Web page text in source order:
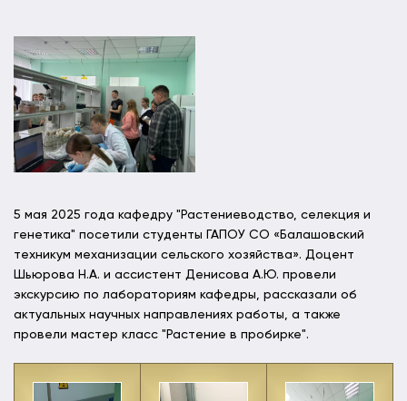
5 мая 2025 года кафедру "Растениеводство, селекция и
генетика" посетили студенты ГАПОУ СО «Балашовский
техникум механизации сельского хозяйства». Доцент
Шьюрова Н.А. и ассистент Денисова А.Ю. провели
экскурсию по лабораториям кафедры, рассказали об
актуальных научных направлениях работы, а также
провели мастер класс "Растение в пробирке".